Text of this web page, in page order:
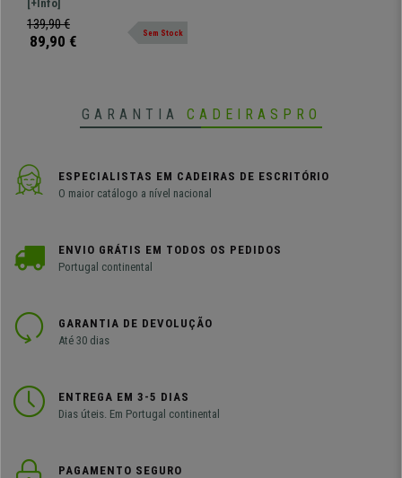
Creme
MAUI. Um modelo muito versátil e
com estrutura metálica resistente.
Forrado em tecido.
[+Info]
139,90 €
89,90 € Sem Stock
GARANTIA CADEIRASPRO
ESPECIALISTAS EM CADEIRAS DE ESCRITÓRIO
O maior catálogo a nível nacional
ENVIO GRÁTIS EM TODOS OS PEDIDOS
Portugal continental
GARANTIA DE DEVOLUÇÃO
Até 30 dias
ENTREGA EM 3-5 DIAS
Dias úteis. Em Portugal continental
PAGAMENTO SEGURO